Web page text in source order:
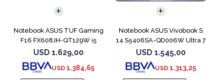
Notebook ASUS TUF Gaming
F16 FX608JH-QT129W i5
13450HX 5050
USD 1.629,00
USD 1.384,65
Notebook ASUS Vivobook S
14 S5406SA-QD006W Ultra 7
256V 1TB
USD 1.545,00
USD 1.313,25